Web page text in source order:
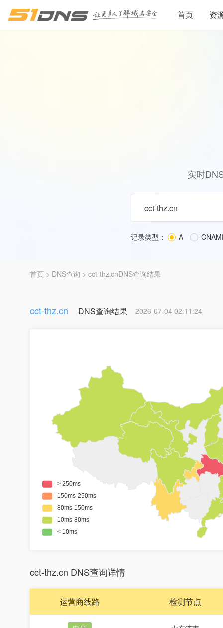
首页 资
实时
记录类型： A
首页 > DNS查询 > cct-thz.cnDNS查询结果
cct-thz.cn DNS查询结果 2026-07-04 02:11:24
cct-thz.cn DNS查询详情
运营商线路 检测节点